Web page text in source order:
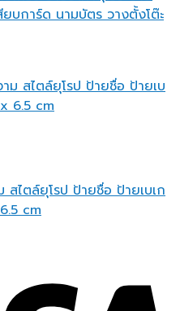
บการ์ด นามบัตร วางตั้งโต๊ะ
สไตล์ยุโรป ป้ายชื่อ ป้ายเบเก
cm